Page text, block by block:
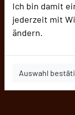
Ich bin damit
jederzeit mit
ändern.
Auswahl